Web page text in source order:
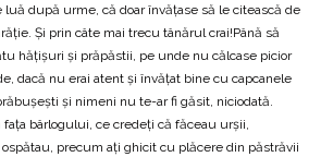
luă după urme, că doar învățase să le citească de
Şi prin câte mai trecu tânărul crai!Până să
hățișuri și prăpăstii, pe unde nu călcase picior
dacă nu erai atent și învățat bine cu capcanele
și nimeni nu te-ar fi găsit, niciodată.
fața bârlogului, ce credeți că făceau urșii,
precum ați ghicit cu plăcere din păstrăvii